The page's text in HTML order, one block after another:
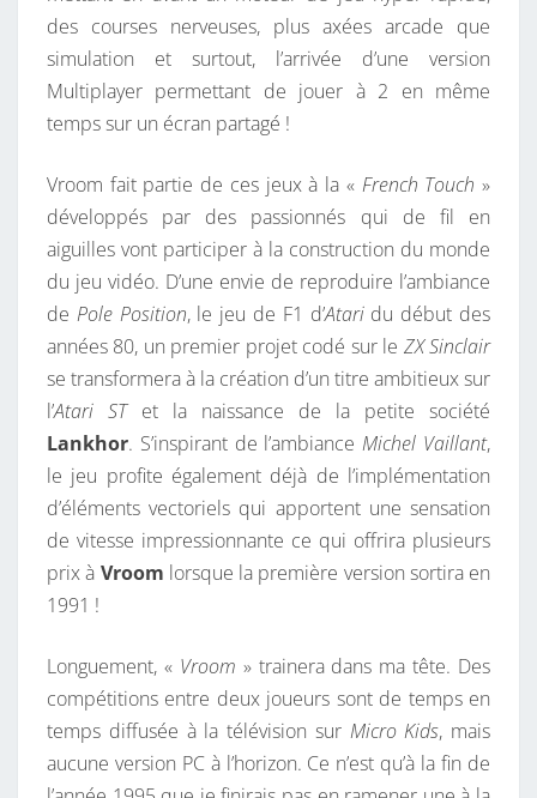
des courses nerveuses, plus axées arcade que
simulation et surtout, l’arrivée d’une version
Multiplayer permettant de jouer à 2 en même
temps sur un écran partagé !
Vroom fait partie de ces jeux à la « French Touch »
développés par des passionnés qui de fil en
aiguilles vont participer à la construction du monde
du jeu vidéo. D’une envie de reproduire l’ambiance
de Pole Position, le jeu de F1 d’Ataridu début des
années 80, un premier projet codé sur le ZX Sinclair
se transformera à la création d’un titre ambitieux sur
l’Atari STet la naissance de la petite société
Lankhor. S’inspirant de l’ambianceMichel Vaillant,
le jeu profite également déjà de l’implémentation
d’éléments vectoriels qui apportent une sensation
de vitesse impressionnante ce qui offrira plusieurs
prix à Vroom lorsque la première version sortira en
1991 !
Longuement, « Vroom » trainera dans ma tête. Des
compétitions entre deux joueurs sont de temps en
temps diffusée à la télévision sur Micro Kids, mais
aucune version PC à l’horizon. Ce n’est qu’à la fin de